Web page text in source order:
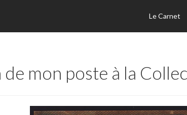
Le Carnet
mon poste à la